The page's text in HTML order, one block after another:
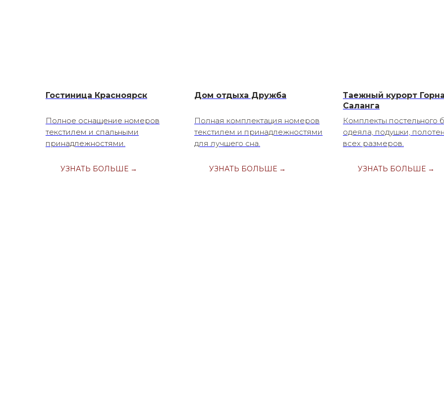
Гостиница Красноярск
Полное оснащение номеров
текстилем и спальными
принадлежностями.
УЗНАТЬ БОЛЬШЕ →
Дом отдыха Дружба
Полная комплектация номеров
текстилем и принадлежностями
для лучшего сна.
УЗНАТЬ БОЛЬШЕ →
Таежный курорт
Саланга
Комплекты постельного
одеяла, подушки,
всех размеров.
УЗНАТЬ БОЛЬШЕ →